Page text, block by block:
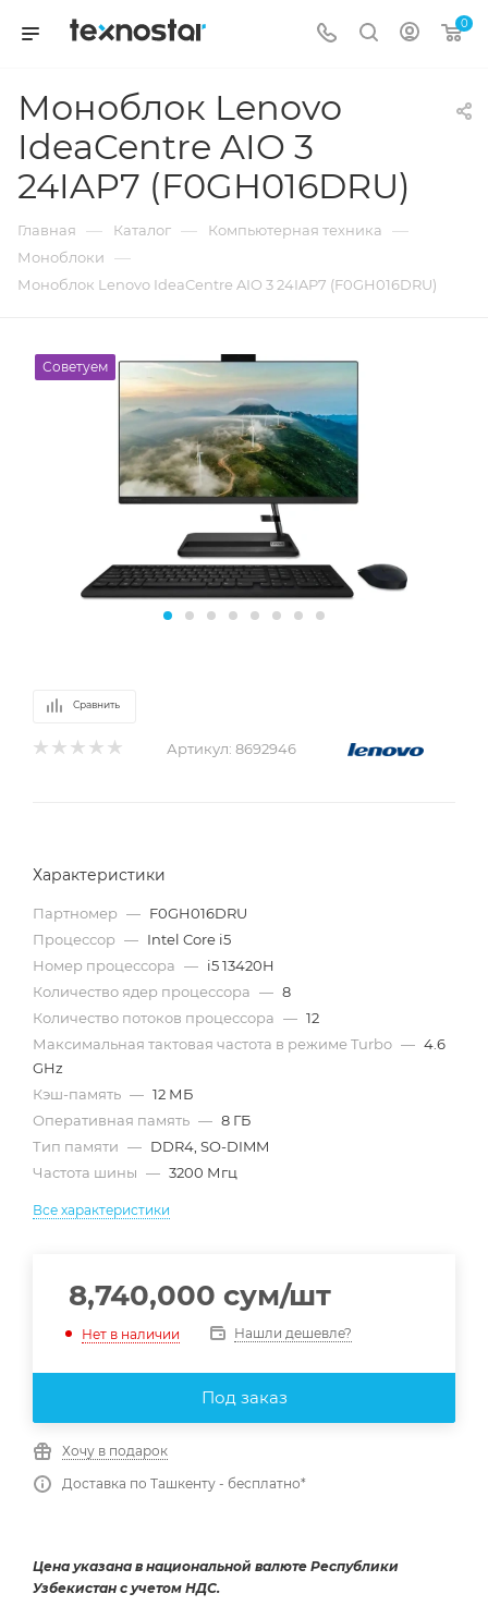
0
Моноблок Lenovo
IdeaCentre AIO 3
24IAP7 (F0GH016DRU)
Главная — Каталог — Компьютерная техника —
Моноблоки —
Моноблок Lenovo IdeaCentre AIO 3 24IAP7 (F0GH016DRU)
Советуем
Сравнить
Артикул: 8692946
Характеристики
Партномер — F0GH016DRU
Процессор — Intel Core i5
Номер процессора — i5 13420H
Количество ядер процессора — 8
Количество потоков процессора — 12
Максимальная тактовая частота в режиме Turbo — 4.6
GHz
Кэш-память — 12 МБ
Оперативная память — 8 ГБ
Тип памяти — DDR4, SO-DIMM
Частота шины — 3200 Мгц
Все характеристики
8,740,000 сум/шт
Нет в наличии Нашли дешевле?
Под заказ
Хочу в подарок
Доставка по Ташкенту - бесплатно*
Цена указана в национальной валюте Республики
Узбекистан с учетом НДС.